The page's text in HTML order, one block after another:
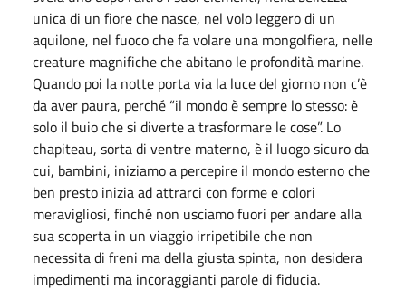
unica di un fiore che nasce, nel volo leggero di un
aquilone, nel fuoco che fa volare una mongolfiera, nelle
creature magnifiche che abitano le profondità marine.
Quando poi la notte porta via la luce del giorno non c’è
da aver paura, perché “il mondo è sempre lo stesso: è
solo il buio che si diverte a trasformare le cose”. Lo
chapiteau, sorta di ventre materno, è il luogo sicuro da
cui, bambini, iniziamo a percepire il mondo esterno che
ben presto inizia ad attrarci con forme e colori
meravigliosi, finché non usciamo fuori per andare alla
sua scoperta in un viaggio irripetibile che non
necessita di freni ma della giusta spinta, non desidera
impedimenti ma incoraggianti parole di fiducia.